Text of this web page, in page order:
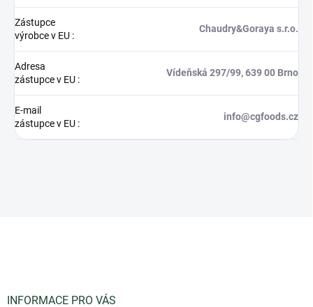
Zástupce
výrobce v EU :
Chaudry&Goraya s.r.o.
Adresa
zástupce v EU :
Vídeňská 297/99, 639 00 Brno
E-mail
zástupce v EU :
info@cgfoods.cz
INFORMACE PRO VÁS